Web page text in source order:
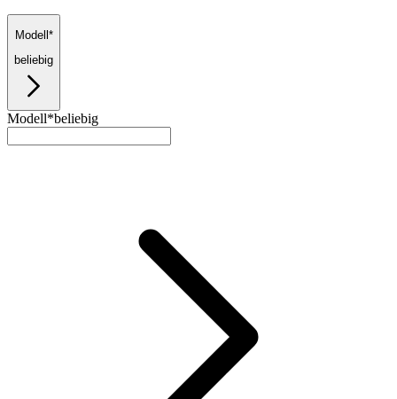
Modell*
beliebig
Modell*beliebig